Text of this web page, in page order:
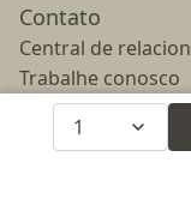
1
Contato
Central de
Trabalhe conosco
Imprensa
Clube Lider